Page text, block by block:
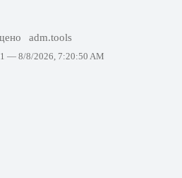
adm.tools
— 8/8/2026, 7:20:50 AM